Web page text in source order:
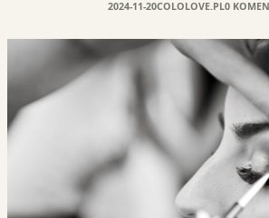
2024-11-20COLOLOVE.PL0